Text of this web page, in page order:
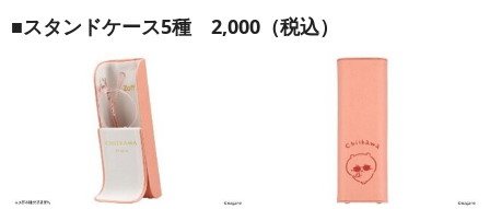
■スタンドケース5種 2,000（税込）